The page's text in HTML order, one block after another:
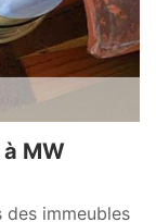
MW
immeubles